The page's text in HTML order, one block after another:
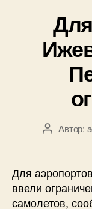
АвторАвтор:
Для
ввели
самолетов,